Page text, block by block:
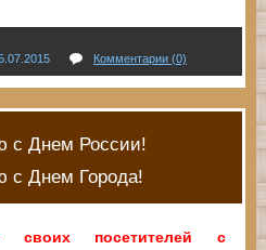
Комментарии (0)
с Днем России!
с Днем Города!
своих посетителей с